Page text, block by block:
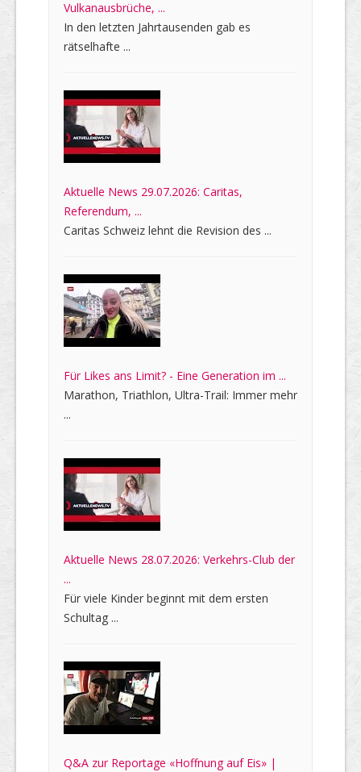
Vulkanausbrüche, ...
In den letzten Jahrtausenden gab es
rätselhafte ...
Aktuelle News 29.07.2026: Caritas,
Referendum, ...
Caritas Schweiz lehnt die Revision des ...
Für Likes ans Limit? - Eine Generation im ...
Marathon, Triathlon, Ultra-Trail: Immer mehr
...
Aktuelle News 28.07.2026: Verkehrs-Club der
...
Für viele Kinder beginnt mit dem ersten
Schultag ...
Q&A zur Reportage «Hoffnung auf Eis» |